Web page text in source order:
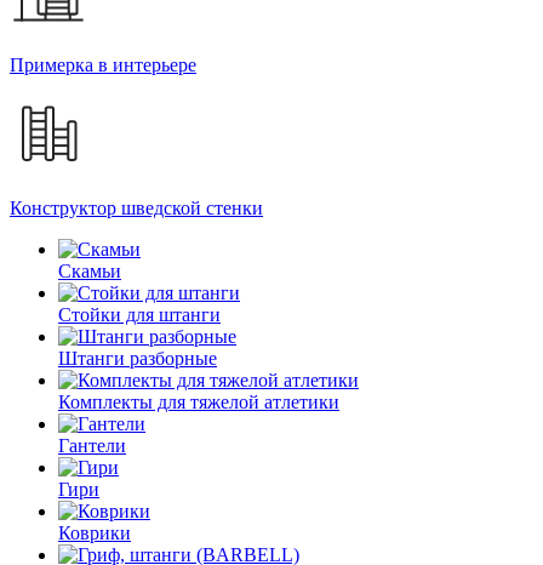
Примерка в интерьере
Конструктор шведской стенки
Скамьи
Стойки для штанги
Штанги разборные
Комплекты для тяжелой атлетики
Гантели
Гири
Коврики